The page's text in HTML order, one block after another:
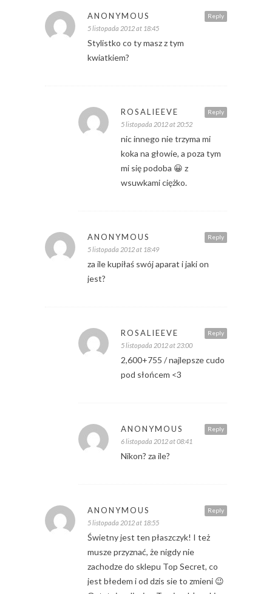
Reply
ANONYMOUS
5 listopada 2012 at 18:45
Stylistko co ty masz z tym
kwiatkiem?
Reply
ROSALIEEVE
5 listopada 2012 at 20:52
nic innego nie trzyma mi
koka na głowie, a poza tym
mi się podoba 😀 z
wsuwkami ciężko.
Reply
ANONYMOUS
5 listopada 2012 at 18:49
za ile kupiłaś swój aparat i jaki on
jest?
Reply
ROSALIEEVE
5 listopada 2012 at 23:00
2,600+755 / najlepsze cudo
pod słońcem <3
Reply
ANONYMOUS
6 listopada 2012 at 08:41
Nikon? za ile?
Reply
ANONYMOUS
5 listopada 2012 at 18:55
Świetny jest ten płaszczyk! I też
musze przyznać, że nigdy nie
zachodze do sklepu Top Secret, co
jest błedem i od dzis sie to zmieni 😉